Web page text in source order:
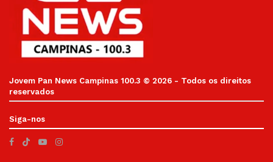
Jovem Pan News Campinas 100.3 © 2026 - Todos os direitos
reservados
Siga-nos